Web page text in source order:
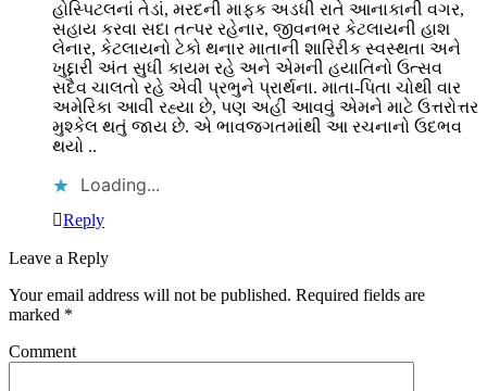
હોસ્પિટલનાં તેડાં, મરદની માફક અડધી રાતે આનાકાની વગર,
સહાય કરવા સદા તત્પર રહેનાર, જીવનભર કેટલાયની હાશ
લેનાર, કેટલાયનો ટેકો થનાર માતાની શારિરીક સ્વસ્થતા અને
ખુદ્દારી અંત સુધી કાયમ રહે અને એમની હયાતિનો ઉત્સવ
સદૈવ ચાલતો રહે એવી પ્રભુને પ્રાર્થના. માતા-પિતા ચોથી વાર
અમેરિકા આવી રહ્યા છે, પણ અહીં આવવું એમને માટે ઉત્તરોત્તર
મુશ્કેલ થતું જાય છે. એ ભાવજગતમાંથી આ રચનાનો ઉદભવ
થયો ..
Loading...
Reply
Leave a Reply
Your email address will not be published. Required fields are
marked *
Comment